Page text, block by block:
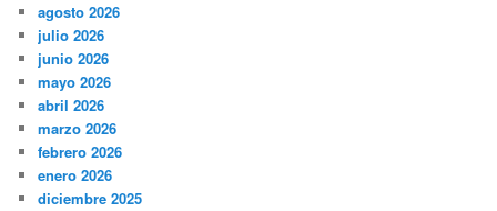
agosto 2026
julio 2026
junio 2026
mayo 2026
abril 2026
marzo 2026
febrero 2026
enero 2026
diciembre 2025